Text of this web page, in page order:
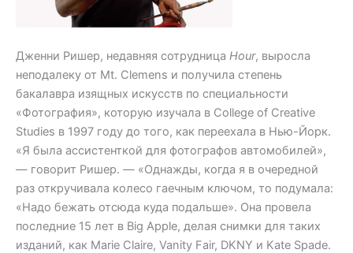
Дженни Ришер, недавняя сотрудница Hour, выросла
неподалеку от Mt. Clemens и получила степень
бакалавра изящных искусств по специальности
«Фотография», которую изучала в College of Creative
Studies в 1997 году до того, как переехала в Нью-Йорк.
«Я была ассистенткой для фотографов автомобилей»,
— говорит Ришер. — «Однажды, когда я в очередной
раз откручивала колесо гаечным ключом, то подумала:
«Надо бежать отсюда куда подальше». Она провела
последние 15 лет в Big Apple, делая снимки для таких
изданий, как Marie Claire, Vanity Fair, DKNY и Kate Spade.